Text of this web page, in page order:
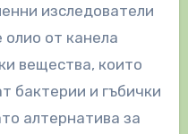
от канела
вещества, които
бактерии и гъбички
алтернатива за